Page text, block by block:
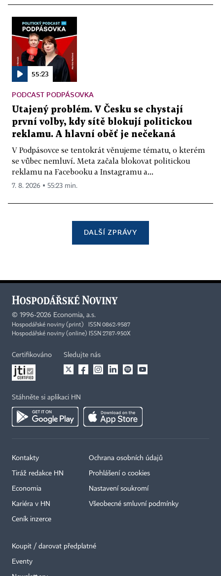
55:23
PODCAST PODPÁSOVKA
Utajený problém. V Česku se chystají
první volby, kdy sítě blokují politickou
reklamu. A hlavní oběť je nečekaná
V Podpásovce se tentokrát věnujeme tématu, o kterém
se vůbec nemluví. Meta začala blokovat politickou
reklamu na Facebooku a Instagramu a...
7. 8. 2026 ▪ 55:23 min.
DALŠÍ ZPRÁVY
© 1996-2026 Economia, a.s.
Hospodářské noviny (print) ISSN 0862-9587
Hospodářské noviny (online) ISSN 2787-950X
Certifikováno Sledujte nás
Stáhněte si aplikaci HN
Kontakty
Tiráž redakce HN
Economia
Kariéra v HN
Ceník inzerce
Ochrana osobních údajů
Prohlášení o cookies
Nastavení soukromí
Všeobecné smluvní podmínky
Koupit / darovat předplatné
Eventy